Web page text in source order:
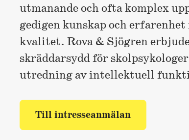
utmanande och ofta komplex
gedigen kunskap och
kvalitet. Rova & Sjögren
skräddarsydd för
utredning av intellektuell
Till intresseanmälan